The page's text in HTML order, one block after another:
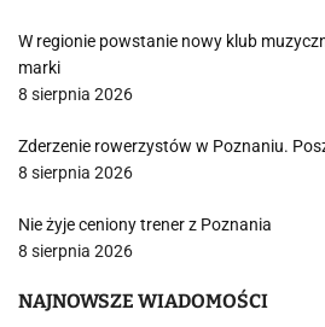
W regionie powstanie nowy klub
marki
8 sierpnia 2026
Zderzenie rowerzystów w Poznaniu.
8 sierpnia 2026
Nie żyje ceniony trener z Poznania
8 sierpnia 2026
NAJNOWSZE WIADOMOŚCI